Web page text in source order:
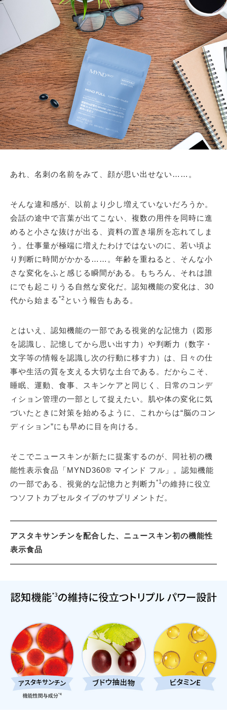
あれ、名刺の名前をみて、顔が思い出せない……。
そんな違和感が、以前より少し増えていないだろうか。
会話の途中で言葉が出てこない、複数の用件を同時に進
めると小さな抜けが出る、資料の置き場所を忘れてしま
う。仕事量が極端に増えたわけではないのに、若い頃よ
り判断に時間がかかる……。年齢を重ねると、そんな小
さな変化をふと感じる瞬間がある。もちろん、それは誰
にでも起こりうる自然な変化だ。認知機能の変化は、30
代から始まる *2 という報告もある。
とはいえ、認知機能の一部である視覚的な記憶力（図形
を認識し、記憶してから思い出す力）や判断力（数字・
文字等の情報を認識し次の行動に移す力）は、日々の仕
事や生活の質を支える大切な土台である。だからこそ、
睡眠、運動、食事、スキンケアと同じく、日常のコンデ
ィション管理の一部として捉えたい。肌や体の変化に気
づいたときに対策を始めるように、これからは“脳のコン
ディション”にも早めに目を向ける。
そこでニュースキンが新たに提案するのが、同社初の機
能性表示食品「MYND360® マインド フル」。認知機能
の一部である、視覚的な記憶力と判断力 *1 の維持に役立
つソフトカプセルタイプのサプリメントだ。
アスタキサンチンを配合した、ニュースキン初の機能性
表示食品